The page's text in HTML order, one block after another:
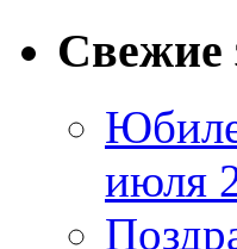
Свежие
июля